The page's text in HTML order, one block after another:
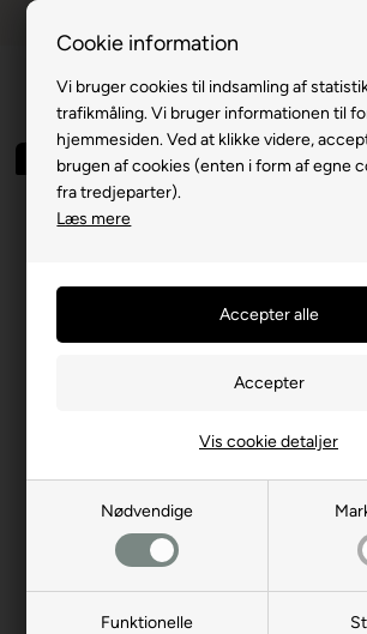
Cookie information
Vi bruger cookies til indsamling af
trafikmåling. Vi bruger informationen til
hjemmesiden. Ved at klikke videre,
brugen af cookies (enten i form af egne
fra tredjeparter).
Læs mere
Nødvendige
Funktionelle
Vis cookie detaljer
Spar 74%